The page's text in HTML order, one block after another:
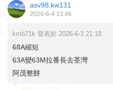
asv98.kw131
2026-6-4 13:46
kmb71k 發表於 2026-6-3 21:18
68A縮短
63A變63M拉番長去荃灣
阿茂整餅